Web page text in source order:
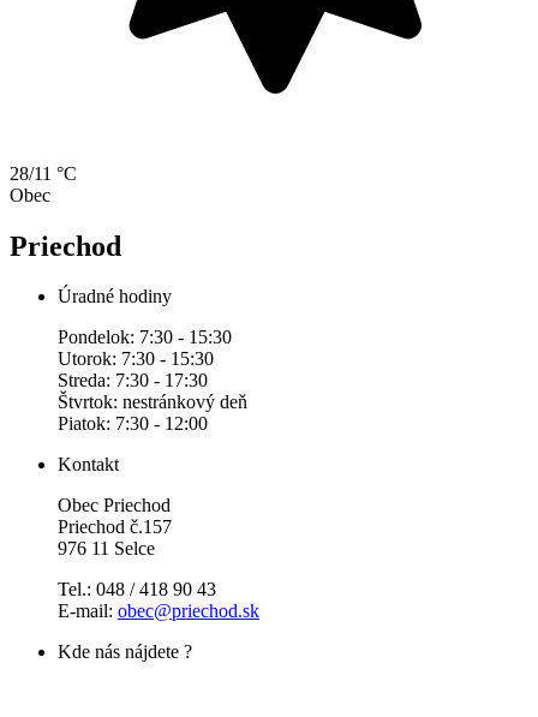
28/11 °C
Obec
Priechod
Úradné hodiny
Pondelok: 7:30 - 15:30
Utorok: 7:30 - 15:30
Streda: 7:30 - 17:30
Štvrtok: nestránkový deň
Piatok: 7:30 - 12:00
Kontakt
Obec Priechod
Priechod č.157
976 11 Selce
Tel.: 048 / 418 90 43
E-mail: obec@priechod.sk
Kde nás nájdete ?